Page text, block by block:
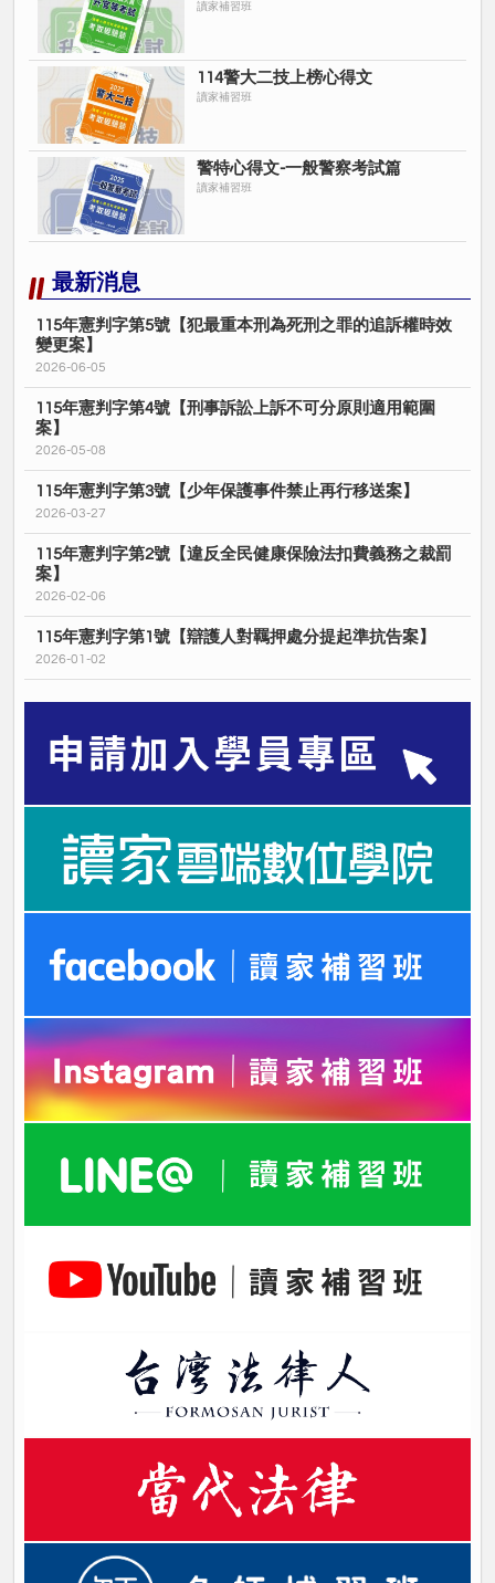
讀家補習班
114警大二技上榜心得文
讀家補習班
警特心得文-一般警察考試篇
讀家補習班
最新消息
115年憲判字第5號【犯最重本刑為死刑之罪的追訴權時效
變更案】
2026-06-05
115年憲判字第4號【刑事訴訟上訴不可分原則適用範圍
案】
2026-05-08
115年憲判字第3號【少年保護事件禁止再行移送案】
2026-03-27
115年憲判字第2號【違反全民健康保險法扣費義務之裁罰
案】
2026-02-06
115年憲判字第1號【辯護人對羈押處分提起準抗告案】
2026-01-02